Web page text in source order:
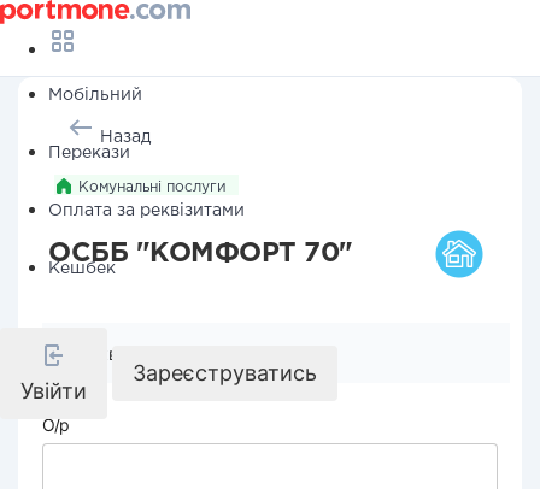
Мобільний
Перекази
Оплата за реквізитами
Кешбек
Увійти
Зареєструватись
Назад
Комунальні послуги
ОСББ "КОМФОРТ 70"
Реквізити компанії
О/р